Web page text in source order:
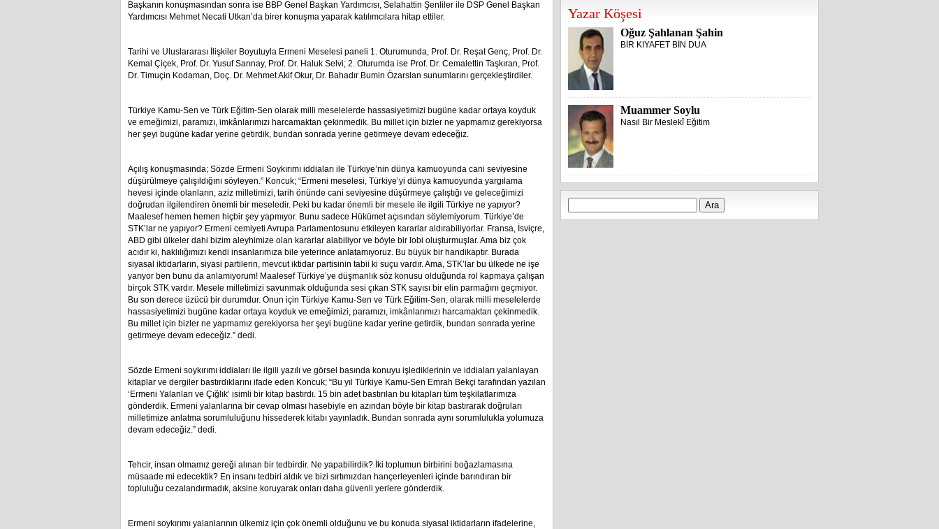
Başkanın konuşmasından sonra ise BBP Genel Başkan Yardımcısı, Selahattin Şenliler ile DSP Genel Başkan
Yardımcısı Mehmet Necati Utkan’da birer konuşma yaparak katılımcılara hitap ettiler.
Tarihi ve Uluslararası İlişkiler Boyutuyla Ermeni Meselesi paneli 1. Oturumunda, Prof. Dr. Reşat Genç, Prof. Dr.
Kemal Çiçek, Prof. Dr. Yusuf Sarınay, Prof. Dr. Haluk Selvi; 2. Oturumda ise Prof. Dr. Cemalettin Taşkıran, Prof.
Dr. Timuçin Kodaman, Doç. Dr. Mehmet Akif Okur, Dr. Bahadır Bumin Özarslan sunumlarını gerçekleştirdiler.
Türkiye Kamu-Sen ve Türk Eğitim-Sen olarak milli meselelerde hassasiyetimizi bugüne kadar ortaya koyduk
ve emeğimizi, paramızı, imkânlarımızı harcamaktan çekinmedik. Bu millet için bizler ne yapmamız gerekiyorsa
her şeyi bugüne kadar yerine getirdik, bundan sonrada yerine getirmeye devam edeceğiz.
Açılış konuşmasında; Sözde Ermeni Soykırımı iddiaları ile Türkiye’nin dünya kamuoyunda cani seviyesine
düşürülmeye çalışıldığını söyleyen.” Koncuk; “Ermeni meselesi, Türkiye’yi dünya kamuoyunda yargılama
hevesi içinde olanların, aziz milletimizi, tarih önünde cani seviyesine düşürmeye çalıştığı ve geleceğimizi
doğrudan ilgilendiren önemli bir meseledir. Peki bu kadar önemli bir mesele ile ilgili Türkiye ne yapıyor?
Maalesef hemen hemen hiçbir şey yapmıyor. Bunu sadece Hükümet açısından söylemiyorum. Türkiye’de
STK’lar ne yapıyor? Ermeni cemiyeti Avrupa Parlamentosunu etkileyen kararlar aldırabiliyorlar. Fransa, İsviçre,
ABD gibi ülkeler dahi bizim aleyhimize olan kararlar alabiliyor ve böyle bir lobi oluşturmuşlar. Ama biz çok
acıdır ki, haklılığımızı kendi insanlarımıza bile yeterince anlatamıyoruz. Bu büyük bir handikaptır. Burada
siyasal iktidarların, siyasi partilerin, mevcut iktidar partisinin tabii ki suçu vardır. Ama, STK’lar bu ülkede ne işe
yarıyor ben bunu da anlamıyorum! Maalesef Türkiye’ye düşmanlık söz konusu olduğunda rol kapmaya çalışan
birçok STK vardır. Mesele milletimizi savunmak olduğunda sesi çıkan STK sayısı bir elin parmağını geçmiyor.
Bu son derece üzücü bir durumdur. Onun için Türkiye Kamu-Sen ve Türk Eğitim-Sen, olarak milli meselelerde
hassasiyetimizi bugüne kadar ortaya koyduk ve emeğimizi, paramızı, imkânlarımızı harcamaktan çekinmedik.
Bu millet için bizler ne yapmamız gerekiyorsa her şeyi bugüne kadar yerine getirdik, bundan sonrada yerine
getirmeye devam edeceğiz.” dedi.
Sözde Ermeni soykırımı iddiaları ile ilgili yazılı ve görsel basında konuyu işlediklerinin ve iddiaları yalanlayan
kitaplar ve dergiler bastırdıklarını ifade eden Koncuk; “Bu yıl Türkiye Kamu-Sen Emrah Bekçi tarafından yazılan
‘Ermeni Yalanları ve Çığlık’ isimli bir kitap bastırdı. 15 bin adet bastırılan bu kitapları tüm teşkilatlarımıza
gönderdik. Ermeni yalanlarına bir cevap olması hasebiyle en azından böyle bir kitap bastırarak doğruları
milletimize anlatma sorumluluğunu hissederek kitabı yayınladık. Bundan sonrada aynı sorumlulukla yolumuza
devam edeceğiz.” dedi.
Tehcir, insan olmamız gereği alınan bir tedbirdir. Ne yapabilirdik? İki toplumun birbirini boğazlamasına
müsaade mi edecektik? En insanı tedbiri aldık ve bizi sırtımızdan hançerleyenleri içinde barındıran bir
topluluğu cezalandırmadık, aksine koruyarak onları daha güvenli yerlere gönderdik.
Ermeni soykırımı yalanlarının ülkemiz için çok önemli olduğunu ve bu konuda siyasal iktidarların ifadelerine,
Yazar Köşesi
Oğuz Şahlanan Şahin
BİR KIYAFET BİN DUA
Muammer Soylu
Nasıl Bir Meslekî Eğitim
Arama: